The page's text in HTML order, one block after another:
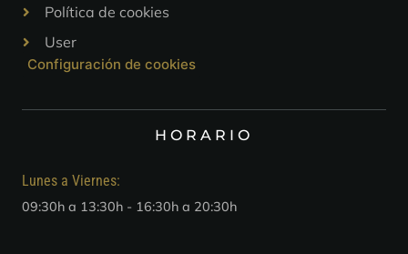
Política de cookies
User
Configuración de cookies
HORARIO
Lunes a Viernes:
09:30h a 13:30h - 16:30h a 20:30h